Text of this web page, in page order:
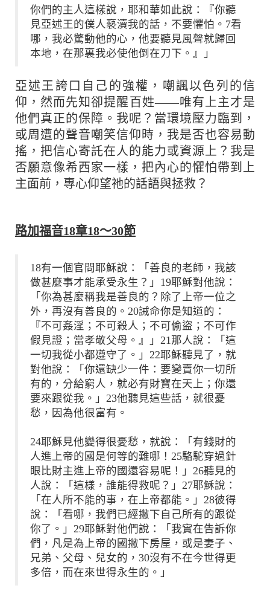
你們的主人這樣說，耶和華如此說：『你聽
見亞述王的僕人褻瀆我的話，不要懼怕。7看
哪，我必驚動他的心，他要聽見風聲就歸回
本地，在那裏我必使他倒在刀下。』」
亞述王誇口自己的強權，嘲諷以色列的信
仰，然而先知卻提醒百姓——唯有上主才是
他們真正的保障。我呢？當環境壓力臨到，
或周遭的聲音嘲笑信仰時，我是否也容易動
搖，把信心寄託在人的能力或資源上？我是
否願意像希西家一樣，把內心的懼怕帶到上
主面前，專心仰望祂的話語與拯救？
路加福音18章18～30節
18有一個官問耶穌說：「善良的老師，我該
做甚麼事才能承受永生？」19耶穌對他說：
「你為甚麼稱我是善良的？除了上帝一位之
外，再沒有善良的。20誡命你是知道的：
『不可姦淫；不可殺人；不可偷盜；不可作
假見證；當孝敬父母。』」21那人說：「這
一切我從小都遵守了。」22耶穌聽見了，就
對他說：「你還缺少一件：要變賣你一切所
有的，分給窮人，就必有財寶在天上；你還
要來跟從我。」23他聽見這些話，就很憂
愁，因為他很富有。
24耶穌見他變得很憂愁，就說：「有錢財的
人進上帝的國是何等的難哪！25駱駝穿過針
眼比財主進上帝的國還容易呢！」26聽見的
人說：「這樣，誰能得救呢？」27耶穌說：
「在人所不能的事，在上帝都能。」28彼得
說：「看哪，我們已經撇下自己所有的跟從
你了。」29耶穌對他們說：「我實在告訴你
們，凡是為上帝的國撇下房屋，或是妻子、
兄弟、父母、兒女的，30沒有不在今世得更
多倍，而在來世得永生的。」